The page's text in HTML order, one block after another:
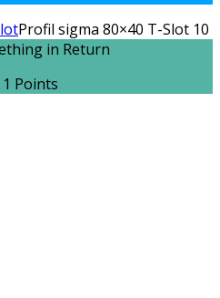
Profil sigma 80×40 T-Slot 10
in Return
1 Points